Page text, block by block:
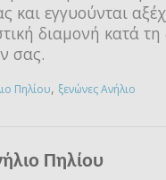
και εγγυούνται
διαμονή κατά τη
σας.
Πηλίου, ξενώνες Ανήλιο
Πηλίου